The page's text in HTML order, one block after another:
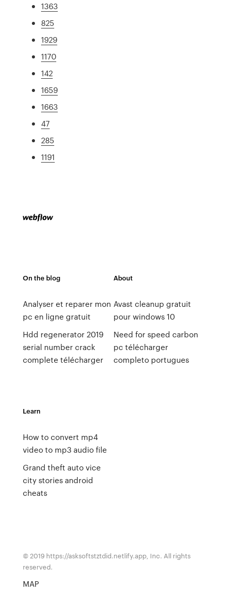
1363
825
1929
1170
142
1659
1663
47
285
1191
On the blog
Analyser et reparer mon
pc en ligne gratuit
Hdd regenerator 2019
serial number crack
complete télécharger
About
Avast cleanup gratuit
pour windows 10
Need for speed carbon
pc télécharger
completo portugues
Learn
How to convert mp4
video to mp3 audio file
Grand theft auto vice
city stories android
cheats
© 2019 https://asksoftstztdid.netlify.app, Inc. All rights
reserved.
MAP